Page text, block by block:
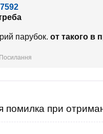
парубок. от такого в
Посилання
помилка при